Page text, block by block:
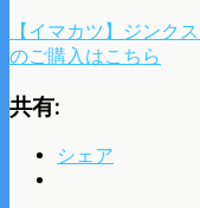
【イマカツ】ジンク
のご購入はこちら
共有:
シェア